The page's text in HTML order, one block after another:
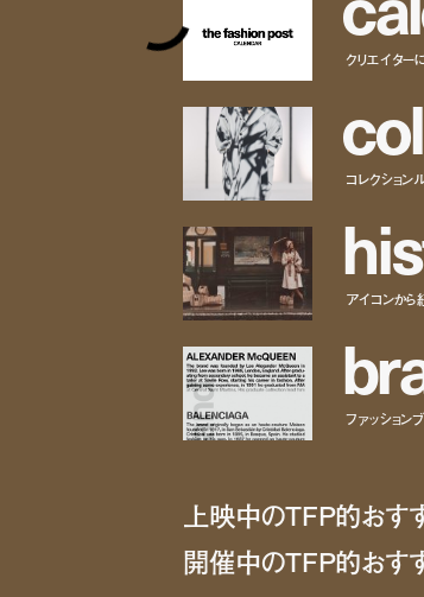
クリエイター
col
コレクション
his
アイコンから
br
ファッション
上映中のTFP的おす
開催中のTFP的おす